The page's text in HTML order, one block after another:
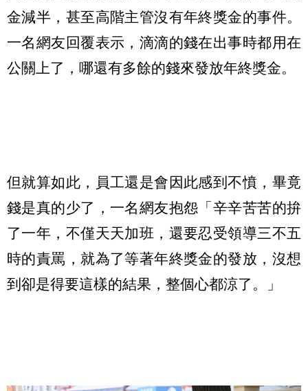
金減半，甚至高階主管沒有年終獎金的事件。
一名網友回覆表示，滴滴的錢在出事時都用在
公關上了，哪還有多餘的錢來發放年終獎金。
但就算如此，員工還是會因此感到不憤，畢竟
錢是真的少了，一名網友抱怨「辛辛苦苦的拚
了一年，不僅天天加班，還要忍受領導三不五
時的責罵，就為了等著年終獎金的發放，沒想
到卻是得要這樣的結果，整個心都涼了。」